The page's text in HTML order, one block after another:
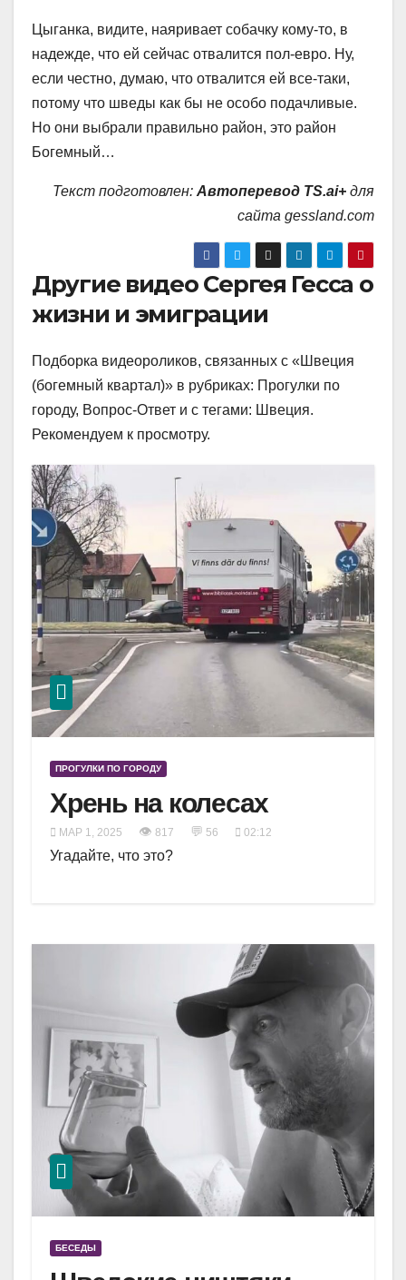
Цыганка, видите, наяривает собачку кому-то, в
надежде, что ей сейчас отвалится пол-евро. Ну,
если честно, думаю, что отвалится ей все-таки,
потому что шведы как бы не особо подачливые.
Но они выбрали правильно район, это район
Богемный…
Текст подготовлен: Автоперевод TS.ai+ для
сайта gessland.com
Другие видео Сергея Гесса о
жизни и эмиграции
Подборка видеороликов, связанных с «Швеция
(богемный квартал)» в рубриках: Прогулки по
городу, Вопрос-Ответ и с тегами: Швеция.
Рекомендуем к просмотру.
ПРОГУЛКИ ПО ГОРОДУ
Хрень на колесах
МАР 1, 2025 👁 817 💬 56 02:12
Угадайте, что это?
БЕСЕДЫ